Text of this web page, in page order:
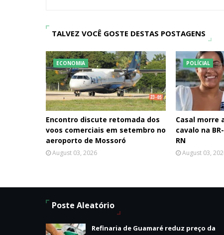
TALVEZ VOCÊ GOSTE DESTAS POSTAGENS
ECONOMIA
Encontro discute retomada dos
voos comerciais em setembro no
aeroporto de Mossoró
August 03, 2026
POLÍCIAL
Casal morre
cavalo na
RN
August 03,
Poste Aleatório
Refinaria de Guamaré reduz preço da